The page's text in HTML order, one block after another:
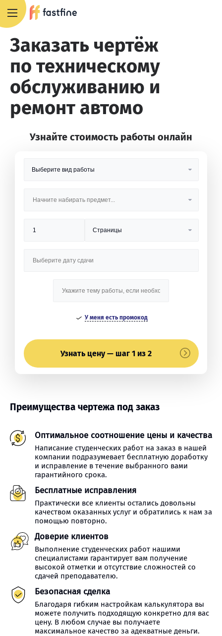
Заказать чертёж
по техническому
обслуживанию и
ремонт автомо
Узнайте стоимость работы онлайн
У меня есть промокод
Узнать цену — шаг 1 из 2
Преимущества чертежа под заказ
Оптимальное соотношение цены и качества
Написание студенческих работ на заказ в нашей
компании подразумевает бесплатную доработку
и исправление в течение выбранного вами
гарантийного срока.
Бесплатные исправления
Практически все клиенты остались довольны
качеством оказанных услуг и обратились к нам за
помощью повторно.
Доверие клиентов
Выполнение студенческих работ нашими
специалистами гарантирует вам получение
высокой отметки и отсутствие сложностей со
сдачей преподавателю.
Безопасная сделка
Благодаря гибким настройкам калькулятора вы
можете получить подходящую конкретно для вас
цену. В любом случае вы получаете
максимальное качество за адекватные деньги.